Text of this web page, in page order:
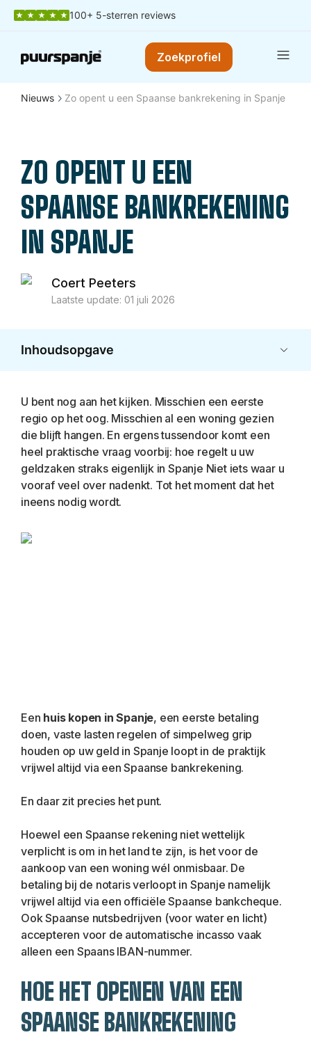
100+ 5-sterren reviews
Zoekprofiel
Nieuws Zo opent u een Spaanse bankrekening in Spanje
ZO OPENT U EEN
SPAANSE BANKREKENING
IN SPANJE
Coert Peeters
Laatste update: 01 juli 2026
Inhoudsopgave
U bent nog aan het kijken. Misschien een eerste
regio op het oog. Misschien al een woning gezien
die blijft hangen. En ergens tussendoor komt een
heel praktische vraag voorbij: hoe regelt u uw
geldzaken straks eigenlijk in Spanje Niet iets waar u
vooraf veel over nadenkt. Tot het moment dat het
ineens nodig wordt.
Een huis kopen in Spanje, een eerste betaling
doen, vaste lasten regelen of simpelweg grip
houden op uw geld in Spanje loopt in de praktijk
vrijwel altijd via een Spaanse bankrekening.
En daar zit precies het punt.
Hoewel een Spaanse rekening niet wettelijk
verplicht is om in het land te zijn, is het voor de
aankoop van een woning wél onmisbaar. De
betaling bij de notaris verloopt in Spanje namelijk
vrijwel altijd via een officiële Spaanse bankcheque.
Ook Spaanse nutsbedrijven (voor water en licht)
accepteren voor de automatische incasso vaak
alleen een Spaans IBAN-nummer.
HOE HET OPENEN VAN EEN
SPAANSE BANKREKENING